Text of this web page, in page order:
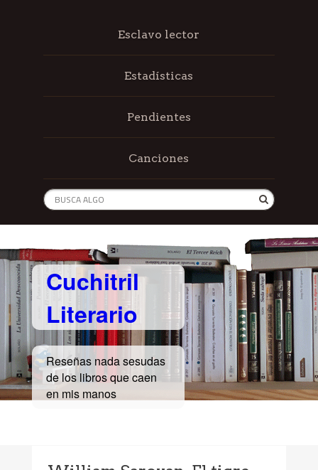
Esclavo lector
Estadísticas
Pendientes
Canciones
Cuchitril
Literario
Reseñas nada sesudas
de los libros que caen
en mis manos